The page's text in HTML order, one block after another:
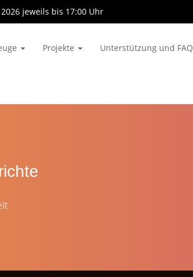
jeweils bis 17:00 Uhr
Projekte Unterstützung und FAQ